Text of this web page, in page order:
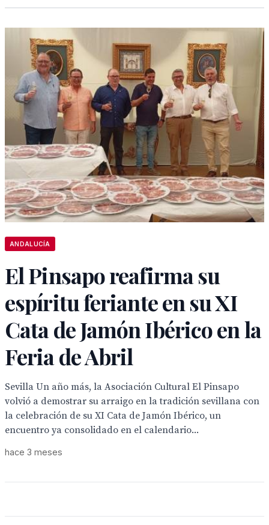
ANDALUCÍA
El Pinsapo reafirma su
espíritu feriante en su XI
Cata de Jamón Ibérico en la
Feria de Abril
Sevilla Un año más, la Asociación Cultural El Pinsapo
volvió a demostrar su arraigo en la tradición sevillana con
la celebración de su XI Cata de Jamón Ibérico, un
encuentro ya consolidado en el calendario...
hace 3 meses